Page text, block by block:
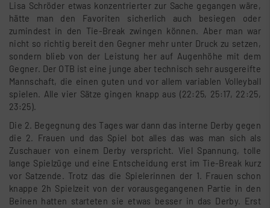
Lisa Schröder etwas konzentrierter zur Sache gegangen wäre,
hätte man den Favoriten sicherlich auch besiegen oder
zumindest in den Tie-Break zwingen können. Aber man war
nicht so richtig bereit den Gegner mehr unter Druck zu setzen,
sondern blieb von der Leistung her auf Augenhöhe mit dem
Gegner. Der OTB ist eine junge aber technisch sehr ausgereifte
Mannschaft, die einen guten und vor allem variablen Volleyball
spielen. Alle vier Sätze gingen knapp aus (22:25, 25:17, 22:25,
23:25).
Die 2. Begegnung des Tages war dann das interne Derby gegen
die 2. Frauen und das Spiel bot alles das was man sich als
Zuschauer von einem Derby verspricht. Viel Spannung, tolle
lange Spielzüge und eine Entscheidung erst im Tie-Break kurz
vor Satzende. Trotz das die Spielerinnen der 1. Frauen schon
knappe 2h Spielzeit von der vorausgegangenen Partie in den
Beinen hatten starteten sie etwas besser in das Derby. Erst